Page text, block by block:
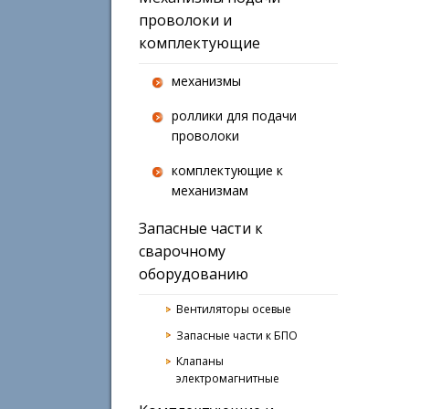
проволоки и
комплектующие
механизмы
роллики для подачи
проволоки
комплектующие к
механизмам
Запасные части к
сварочному
оборудованию
Вентиляторы осевые
Запасные части к БПО
Клапаны
электромагнитные